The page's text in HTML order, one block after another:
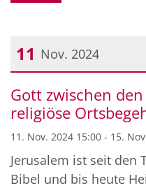
11 Nov. 2024
Datum: 11. November
Gott zwischen
religiöse
11. Nov. 2024 15:00 - 15.
Jerusalem ist seit den
Bibel und bis heute